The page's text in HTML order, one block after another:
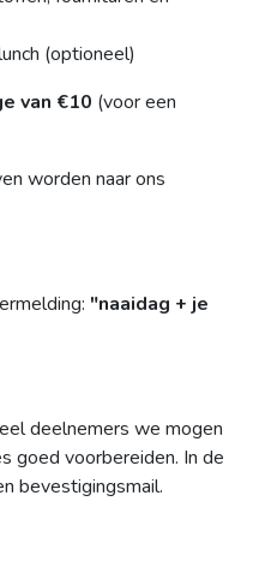
(optioneel)
van €10 (voor een
worden naar ons
"naaidag + je
deelnemers we mogen
goed voorbereiden. In de
bevestigingsmail.